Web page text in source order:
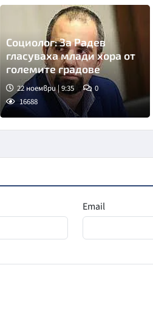
Социолог: За Радев
гласуваха млади хора от
големите градове
22 ноември | 9:35
0
16688
Email